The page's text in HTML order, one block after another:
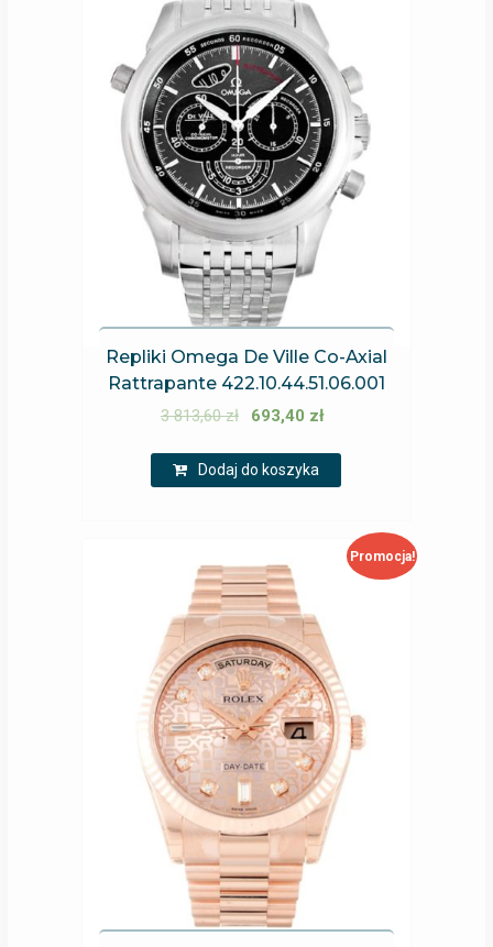
Repliki Omega De Ville Co-Axial
Rattrapante 422.10.44.51.06.001
3 813,60zł 693,40 zł
Dodaj do koszyka
Promocja!